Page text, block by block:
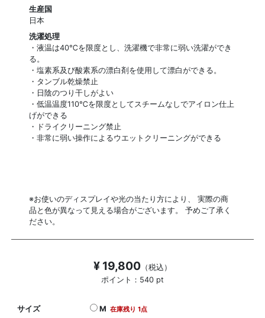
生産国
日本
洗濯処理
・液温は40℃を限度とし、洗濯機で非常に弱い洗濯ができ
る。
・塩素系及び酸素系の漂白剤を使用して漂白ができる。
・タンブル乾燥禁止
・日陰のつり干しがよい
・低温温度110℃を限度としてスチームなしでアイロン仕上
げができる
・ドライクリーニング禁止
・非常に弱い操作によるウエットクリーニングができる
※お使いのディスプレイや光の当たり方により、 実際の商
品と色が異なって見える場合がございます。 予めご了承く
ださい。
¥ 19,800 （税込）
ポイント：540 pt
サイズ M 在庫残り 1点